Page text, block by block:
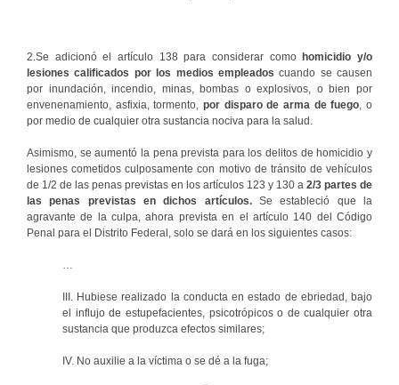
2.Se adicionó el artículo 138 para considerar comohomicidio y/o
lesiones calificados por los medios empleados cuando se causen
por inundación, incendio, minas, bombas o explosivos, o bien por
envenenamiento, asfixia, tormento, por disparo de arma de fuego , o
por medio de cualquier otra sustancia nociva para la salud.
Asimismo, se aumentó la pena prevista para los delitos de homicidio y
lesiones cometidos culposamente con motivo de tránsito de vehículos
de 1/2 de las penas previstas en los artículos 123 y 130 a 2/3 partes de
las penas previstas en dichos artículos. Se estableció que la
agravante de la culpa, ahora prevista en el artículo 140 del Código
Penal para el Distrito Federal, solo se dará en los siguientes casos:
III. Hubiese realizado la conducta en estado de ebriedad, bajo
el influjo de estupefacientes, psicotrópicos o de cualquier otra
sustancia que produzca efectos similares;
IV. No auxilie a la víctima o se dé a la fuga;